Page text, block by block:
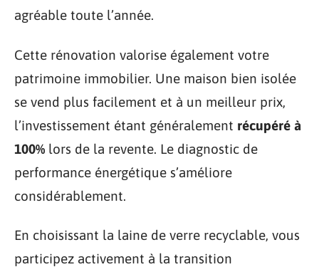
agréable toute l’année.
Cette rénovation valorise également votre
patrimoine immobilier. Une maison bien isolée
se vend plus facilement et à un meilleur prix,
l’investissement étant généralement récupéré à
100% lors de la revente. Le diagnostic de
performance énergétique s’améliore
considérablement.
En choisissant la laine de verre recyclable, vous
participez activement à la transition